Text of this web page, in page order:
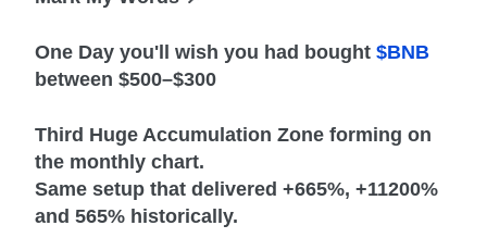
One Day you'll wish you had bought$BNB
between $500–$300
Third Huge Accumulation Zone forming on
the monthly chart.
Same setup that delivered +665%, +11200%
and 565% historically.